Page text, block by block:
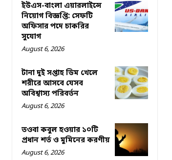
ইউএস-বাংলা এয়ারলাইন্সে
নিয়োগ বিজ্ঞপ্তি: সেফটি
অফিসার পদে চাকরির
সুযোগ
August 6, 2026
টানা দুই সপ্তাহ ডিম খেলে
শরীরে আসবে যেসব
অবিশ্বাস্য পরিবর্তন
August 6, 2026
তওবা কবুল হওয়ার ১০টি
প্রধান শর্ত ও মুমিনের করণীয়
August 6, 2026